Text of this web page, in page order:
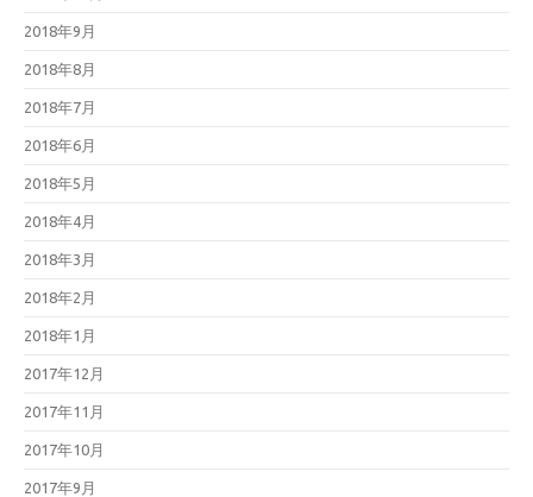
2018年9月
2018年8月
2018年7月
2018年6月
2018年5月
2018年4月
2018年3月
2018年2月
2018年1月
2017年12月
2017年11月
2017年10月
2017年9月